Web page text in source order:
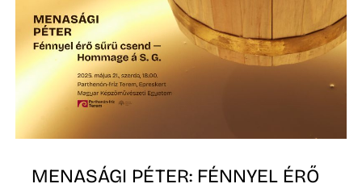
MENASÁGI PÉTER: FÉNNYEL ÉRŐ